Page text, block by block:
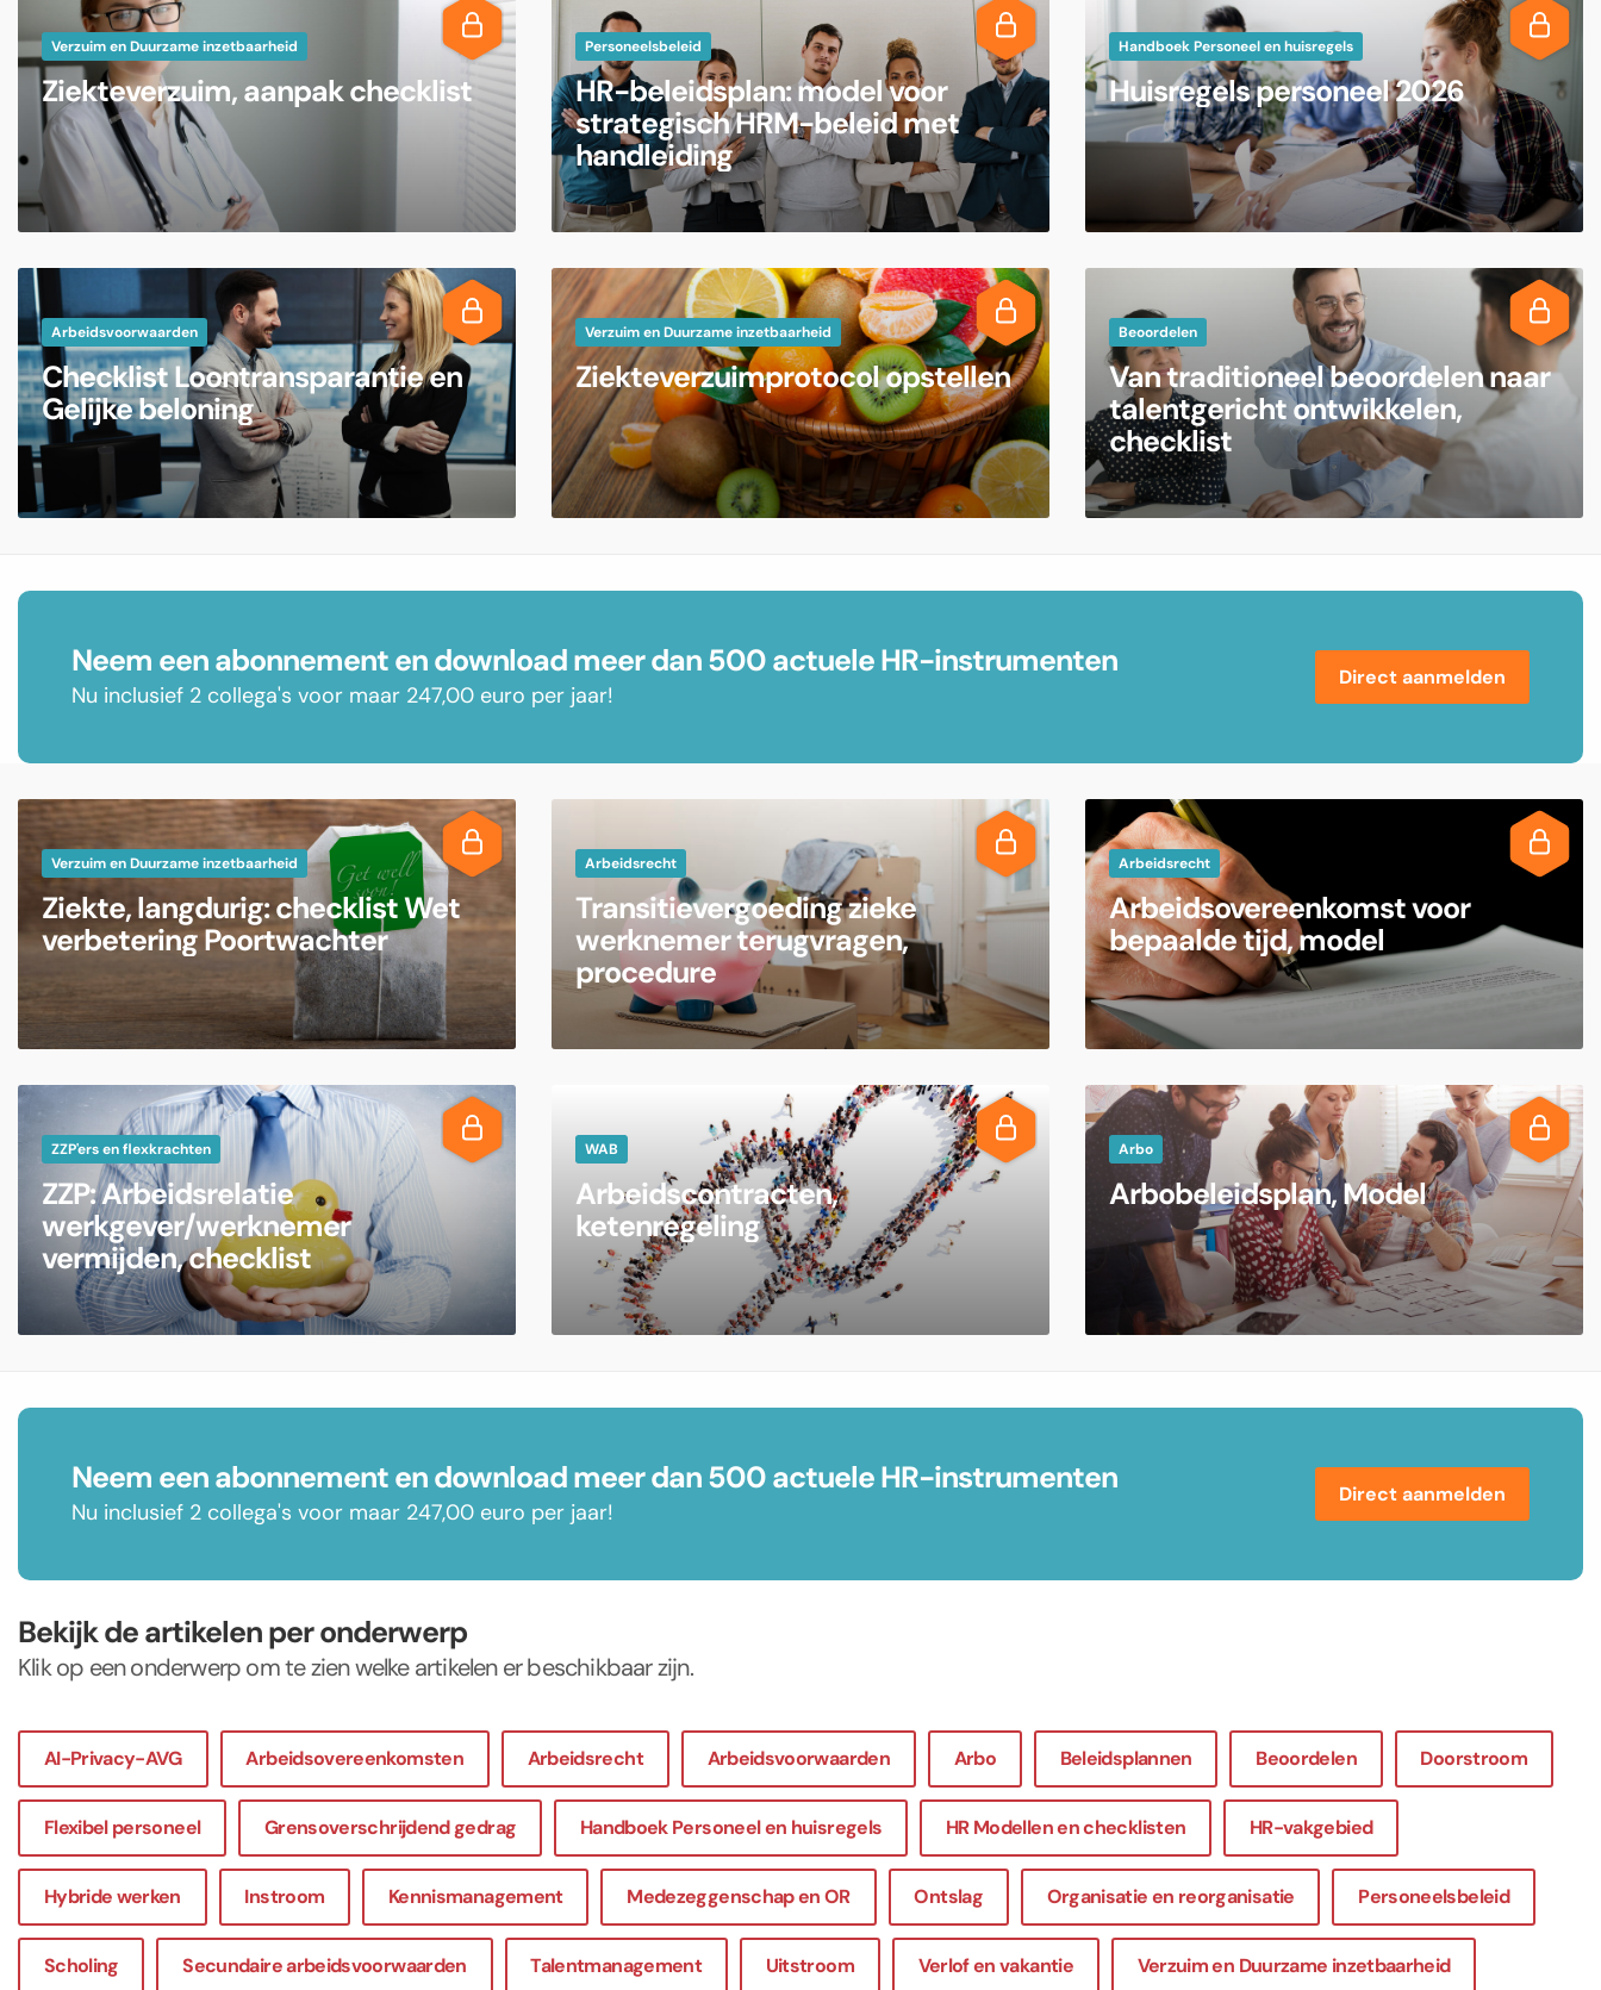
Verzuim en Duurzame inzetbaarheid
Ziekteverzuim, aanpak checklist
Personeelsbeleid
HR-beleidsplan: model voor
strategisch HRM-beleid met
handleiding
Handboek Personeel en huisregels
Huisregels personeel 2026
Arbeidsvoorwaarden
Checklist Loontransparantie en
Gelijke beloning
Verzuim en Duurzame inzetbaarheid
Ziekteverzuimprotocol opstellen
Beoordelen
Van traditioneel beoordelen naar
talentgericht ontwikkelen,
checklist
Neem een abonnement en download meer dan 500 actuele HR-instrumenten
Nu inclusief 2 collega's voor maar 247,00 euro per jaar!
Direct aanmelden
Verzuim en Duurzame inzetbaarheid
Ziekte, langdurig: checklist Wet
verbetering Poortwachter
Arbeidsrecht
Transitievergoeding zieke
werknemer terugvragen,
procedure
Arbeidsrecht
Arbeidsovereenkomst voor
bepaalde tijd, model
ZZP'ers en flexkrachten
ZZP: Arbeidsrelatie
werkgever/werknemer
vermijden, checklist
WAB
Arbeidscontracten,
ketenregeling
Arbo
Arbobeleidsplan, Model
Neem een abonnement en download meer dan 500 actuele HR-instrumenten
Nu inclusief 2 collega's voor maar 247,00 euro per jaar!
Direct aanmelden
Bekijk de artikelen per onderwerp
Klik op een onderwerp om te zien welke artikelen er beschikbaar zijn.
AI-Privacy-AVG Arbeidsovereenkomsten Arbeidsrecht Arbeidsvoorwaarden Arbo Beleidsplannen Beoordelen Doorstroom
Flexibel personeel Grensoverschrijdend gedrag Handboek Personeel en huisregels HR Modellen en checklisten HR-vakgebied
Hybride werken Instroom Kennismanagement Medezeggenschap en OR Ontslag Organisatie en reorganisatie Personeelsbeleid
Scholing Secundaire arbeidsvoorwaarden Talentmanagement Uitstroom Verlof en vakantie Verzuim en Duurzame inzetbaarheid